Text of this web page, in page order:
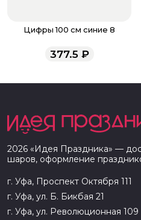
Цифры 100 см синие 8
377.5₽
2026 «Идея Праздника» —
шаров, оформление
г. Уфа, Проспект Октября 111
г. Уфа, ул. Б. Бикбая 21
г. Уфа, ул. Революционная 109